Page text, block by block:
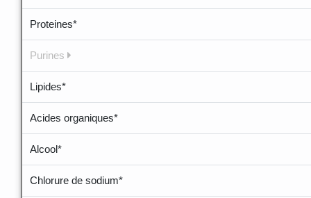
Proteines*
Purines
Lipides*
Acides organiques*
Alcool*
Chlorure de sodium*